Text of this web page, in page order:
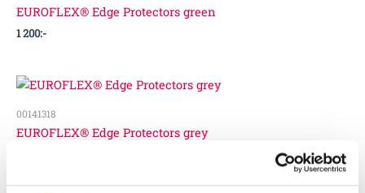
EUROFLEX® Edge Protectors green
1 200:-
00141318
EUROFLEX® Edge Protectors grey